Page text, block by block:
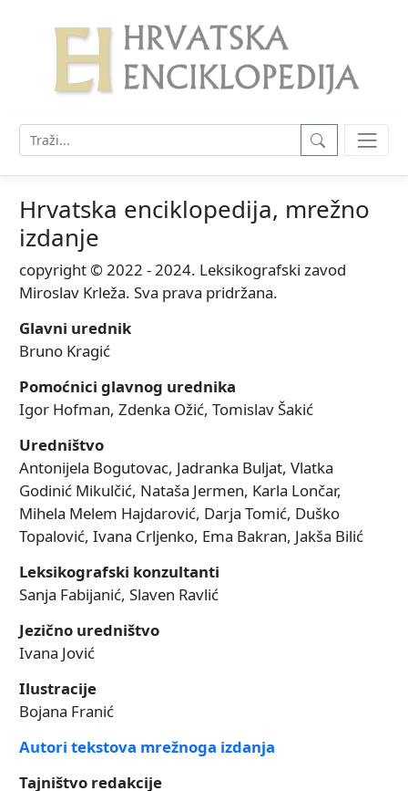
Hrvatska enciklopedija, mrežno
izdanje
copyright © 2022 - 2024. Leksikografski zavod
Miroslav Krleža. Sva prava pridržana.
Glavni urednik
Bruno Kragić
Pomoćnici glavnog urednika
Igor Hofman, Zdenka Ožić, Tomislav Šakić
Uredništvo
Antonijela Bogutovac, Jadranka Buljat, Vlatka
Godinić Mikulčić, Nataša Jermen, Karla Lončar,
Mihela Melem Hajdarović, Darja Tomić, Duško
Topalović, Ivana Crljenko, Ema Bakran, Jakša Bilić
Leksikografski konzultanti
Sanja Fabijanić, Slaven Ravlić
Jezično uredništvo
Ivana Jović
Ilustracije
Bojana Franić
Autori tekstova mrežnoga izdanja
Tajništvo redakcije